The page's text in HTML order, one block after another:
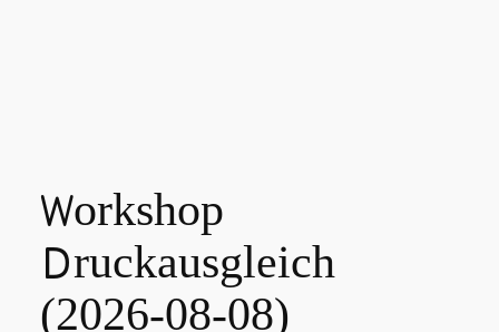
Workshop
Druckausgleich
(2026-08-08)